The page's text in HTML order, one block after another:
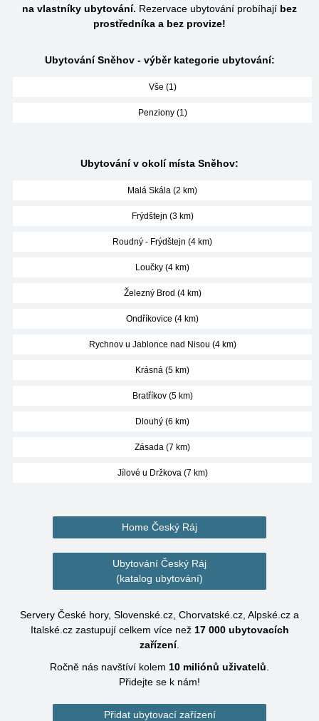
na vlastníky ubytování. Rezervace ubytování probíhají bez
prostředníka a bez provize!
Ubytování Sněhov - výběr kategorie ubytování:
Vše (1)
Penziony (1)
Ubytování v okolí místa Sněhov:
Malá Skála (2 km)
Frýdštejn (3 km)
Roudný - Frýdštejn (4 km)
Loučky (4 km)
Železný Brod (4 km)
Ondříkovice (4 km)
Rychnov u Jablonce nad Nisou (4 km)
Krásná (5 km)
Bratříkov (5 km)
Dlouhý (6 km)
Zásada (7 km)
Jílové u Držkova (7 km)
Home Český Ráj
Ubytování Český Ráj
(katalog ubytování)
Servery České hory, Slovenské.cz, Chorvatské.cz, Alpské.cz a
Italské.cz zastupují celkem více než 17 000ubytovacích
zařízení.
Ročně nás navštíví kolem 10 miliónů uživatelů
Přidejte se k nám!
Přidat ubytovací zařízení